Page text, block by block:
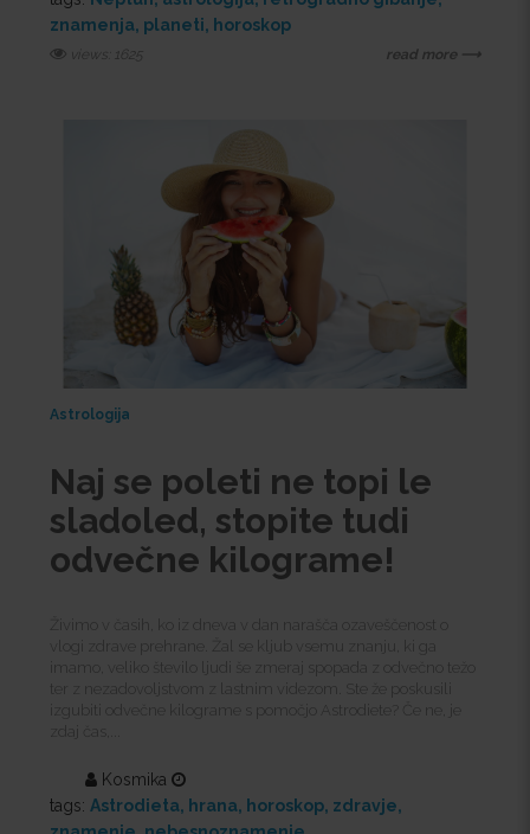
znamenja planeti horoskop
views: 1625 read more ⟶
Astrologija
Naj se poleti ne topi le
sladoled, stopite tudi
odvečne kilograme!
Živimo v časih, ko iz dneva v dan narašča ozaveščenost o
vlogi zdrave prehrane. Žal se kljub vsemu znanju, ki ga
imamo, veliko število ljudi še zmeraj spopada z odvečno težo
ter z nezadovoljstvom z lastnim videzom. Ste že poskusili
izgubiti odvečne kilograme s pomočjo Astrodiete? Če ne, je
zdaj čas,...
Kosmika
tags: Astrodieta hrana horoskop zdravje